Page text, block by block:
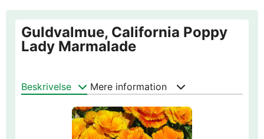
Guldvalmue, California Poppy
Lady Marmalade
Beskrivelse Mere information